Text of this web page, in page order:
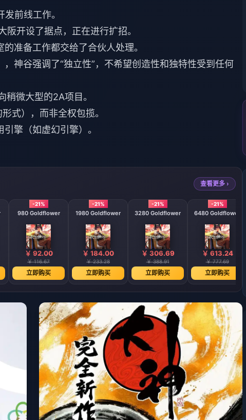
前线工作。
开设了据点，正在进行扩招。
准备工作都交给了合伙人处理。
神谷强调了“独立性”，不希望创造性和独特性受到任何
微大型的2A项目。
式），而非全权包揽。
擎（如虚幻引擎）。
查看更多 ›
-21%
980 Goldflower
￥ 92.00
￥ 116.67
立即购买
-21%
1980 Goldflower
￥ 184.00
￥ 233.28
立即购买
-21%
3280 Goldflower
￥ 306.69
￥ 388.91
立即购买
-21%
6480 Goldflower
￥ 613.24
￥ 777.69
立即购买